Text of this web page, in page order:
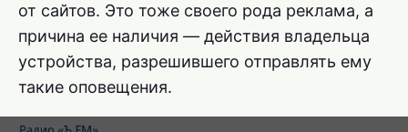
от сайтов. Это тоже своего рода реклама, а
причина ее наличия — действия владельца
устройства, разрешившего отправлять ему
такие оповещения.